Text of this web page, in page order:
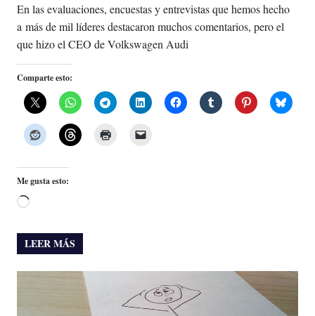
En las evaluaciones, encuestas y entrevistas que hemos hecho
a más de mil líderes destacaron muchos comentarios, pero el
que hizo el CEO de Volkswagen Audi
Comparte esto:
Me gusta esto:
Cargando...
LEER MÁS